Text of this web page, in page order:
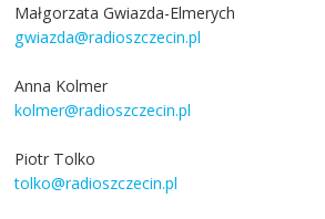
Małgorzata Gwiazda-Elmerych
gwiazda@radioszczecin.pl
Anna Kolmer
kolmer@radioszczecin.pl
Piotr Tolko
tolko@radioszczecin.pl